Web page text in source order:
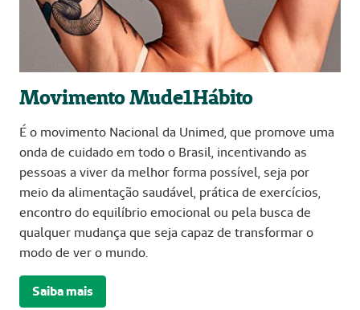
Movimento Mude1Hábito
É o movimento Nacional da Unimed, que promove uma
onda de cuidado em todo o Brasil, incentivando as
pessoas a viver da melhor forma possível, seja por
meio da alimentação saudável, prática de exercícios,
encontro do equilíbrio emocional ou pela busca de
qualquer mudança que seja capaz de transformar o
modo de ver o mundo.
Saiba mais